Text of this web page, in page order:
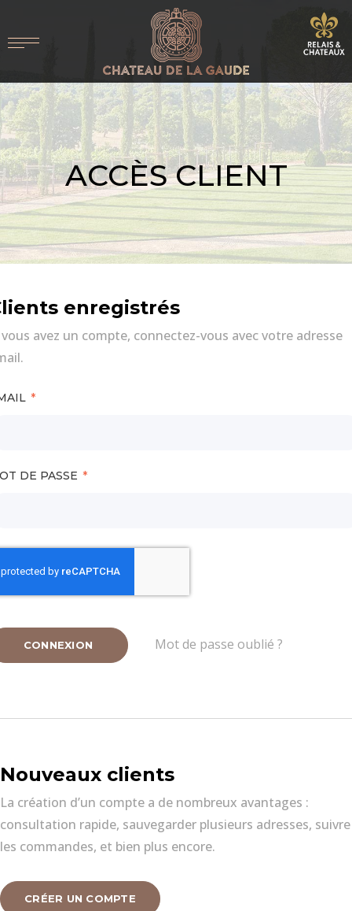
ACCÈS CLIENT
enregistrés
vous avez un compte, connectez-vous avec votre adresse
DE PASSE
CONNEXION Mot de passe oublié ?
Nouveaux clients
La création d’un compte a de nombreux avantages :
consultation rapide, sauvegarder plusieurs adresses, suivre
les commandes, et bien plus encore.
CRÉER UN COMPTE